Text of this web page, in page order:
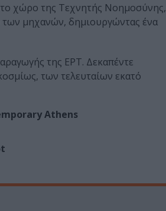
χώρο της Tεχνητής Nοημοσύνης,
των μηχανών, δημιουργώντας ένα
της ΕΡΤ. Δεκαπέντε
των τελευταίων εκατό
Athens